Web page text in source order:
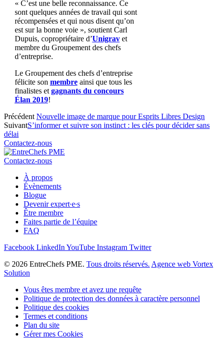
« C’est une belle reconnaissance. Ce
sont quelques années de travail qui sont
récompensées et qui nous disent qu’on
est sur la bonne voie », soutient Carl
Dupuis, copropriétaire d’Unigravet
membre du Groupement des chefs
d’entreprise.
Le Groupement des chefs d’entreprise
félicite son membreainsi que tous les
finalistes et gagnants du concours
Élan 2019!
Précédent Nouvelle image de marque pour Esprits Libres Design
SuivantS’informer et suivre son instinct : les clés pour décider sans
délai
Contactez-nous
Contactez-nous
À propos
Évènements
Blogue
Devenir expert∙e∙s
Être membre
Faites partie de l’équipe
FAQ
Facebook LinkedIn YouTube Instagram Twitter
© 2026 EntreChefs PME. Tous droits réservés. Agence web Vortex
Solution
Vous êtes membre et avez une requête
Politique de protection des données à caractère personnel
Politique des cookies
Termes et conditions
Plan du site
Gérer mes Cookies